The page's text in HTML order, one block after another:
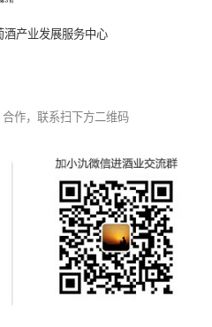
酒产业发展服务中心
作，联系扫下方二维码